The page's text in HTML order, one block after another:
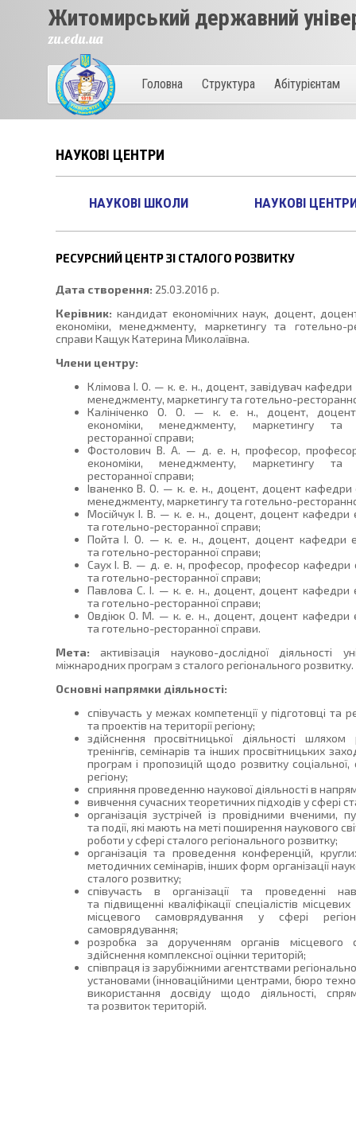
Житомирський державний
zu.edu.ua
Головна Структура Абітурієнтам
НАУКОВІ ЦЕНТРИ
НАУКОВІ ШКОЛИ НАУКОВІ
РЕСУРСНИЙ ЦЕНТР ЗІ СТАЛОГО РОЗВИТКУ
Дата створення: 25.03.2016 р.
Керівник: кандидат економічних наук, доцент,
економіки, менеджменту, маркетингу та готельно-
справи Кащук Катерина Миколаївна.
Члени центру:
Клімова І. О. — к. е. н., доцент, завідувач кафедри
менеджменту, маркетингу та готельно-
Калініченко О. О. — к. е. н., доцент,
економіки, менеджменту, маркетингу та
ресторанної справи;
Фостолович В. А. — д. е. н, професор,
економіки, менеджменту, маркетингу та
ресторанної справи;
Іваненко В. О. — к. е. н., доцент, доцент кафедри
менеджменту, маркетингу та готельно-
Мосійчук І. В. — к. е. н., доцент, доцент кафедри
та готельно-ресторанної справи;
Пойта І. О. — к. е. н., доцент, доцент кафедри
та готельно-ресторанної справи;
Саух І. В. — д. е. н, професор, професор кафедри
та готельно-ресторанної справи;
Павлова С. І. — к. е. н., доцент, доцент кафедри
та готельно-ресторанної справи;
Овдіюк О. М. — к. е. н., доцент, доцент кафедри
та готельно-ресторанної справи.
Мета: активізація науково-дослідної діяльності
міжнародних програм з сталого регіонального розвитку.
Основні напрямки діяльності:
співучасть у межах компетенції у підготовці та
та проектів на території регіону;
здійснення просвітницької діяльності
тренінгів, семінарів та інших просвітницьких
програм і пропозицій щодо розвитку соціальної,
регіону;
сприяння проведенню наукової діяльності в
вивчення сучасних теоретичних підходів у сфері
організація зустрічей із провідними вченими,
та події, які мають на меті поширення наукового
роботи у сфері сталого регіонального розвитку;
організація та проведення конференцій,
методичних семінарів, інших форм організації
сталого розвитку;
співучасть в організації та проведенні
та підвищенні кваліфікації спеціалістів
місцевого самоврядування у сфері
самоврядування;
розробка за дорученням органів місцевого
здійснення комплексної оцінки територій;
співпраця із зарубіжними агентствами
установами (інноваційними центрами, бюро
використання досвіду щодо діяльності,
та розвиток територій.